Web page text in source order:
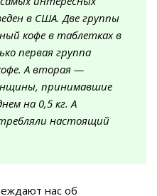
в США. Две группы
кофе в таблетках в
первая группа
А вторая —
принимавшие
на 0,5 кг. А
настоящий
нас об